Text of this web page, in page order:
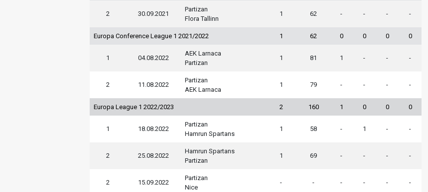
2 30.09.2021
Partizan
Flora Tallinn
1 62 - - - -
Europa Conference League 1 2021/2022 1 62 0 0 0 0
1 04.08.2022
AEK Larnaca
Partizan
1 81 1 - - -
2 11.08.2022
Partizan
AEK Larnaca
1 79 - - - -
Europa League 1 2022/2023 2 160 1 0 0 0
1 18.08.2022
Partizan
Hamrun Spartans
1 58 - 1 - -
2 25.08.2022
Hamrun Spartans
Partizan
1 69 - - - -
2 15.09.2022
Partizan
Nice
- - - - - -